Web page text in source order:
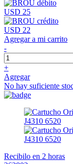
USD 25
USD 22
Agregar a mi carrito
-
+
Agregar
No hay suficiente
Recibilo en 2 horas